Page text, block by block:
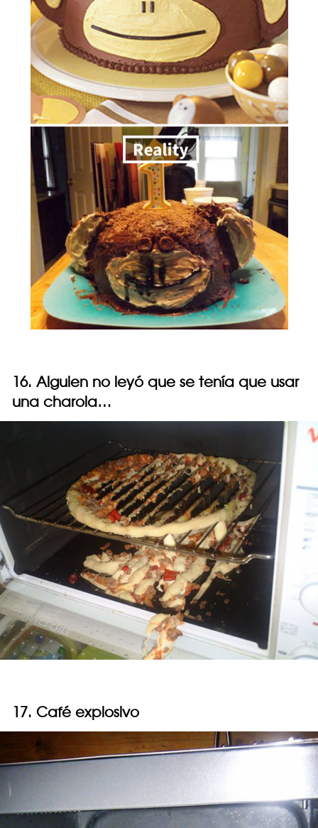
16. Alguien no leyó que se tenía que usar
una charola…
17. Café explosivo